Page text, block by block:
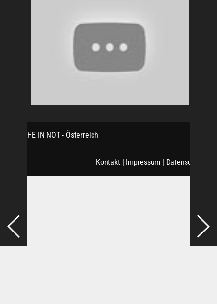
KIRCHE IN NOT - Österreich
Kontakt | Impressum | Datenschutz